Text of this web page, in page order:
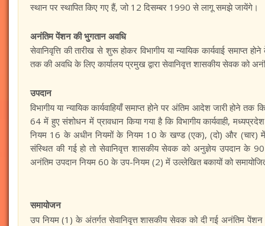
स्थान पर स्थापित किए गए हैं, जो 12 दिसम्बर 1990 से लागू समझे जायेंगे।
अनंतिम पेंशन की भुगतान अवधि
सेवानिवृत्ति की तारीख से शुरू होकर विभागीय या न्यायिक कार्यवाई समाप्त
तक की अवधि के लिए कार्यालय प्रमुख द्वारा सेवानिवृत्त शासकीय सेवक को
उपदान
विभागीय या न्यायिक कार्यवाहियाँ समाप्त होने पर अंतिम आदेश जारी होने
64 में हुए संशोधन में प्रावधान किया गया है कि विभागीय कार्यवाही,
नियम 16 के अधीन नियमों के नियम 10 के खण्ड (एक), (दो) और (चार) में
संस्थित की गई हो तो सेवानिवृत्त शासकीय सेवक को अनुज्ञेय उपदान के
अनंतिम उपदान नियम 60 के उप-नियम (2) में उल्लेखित बकायों को
समायोजन
उप नियम (1) के अंतर्गत सेवानिवृत्त शासकीय सेवक को दी गई अनंतिम पेंशन